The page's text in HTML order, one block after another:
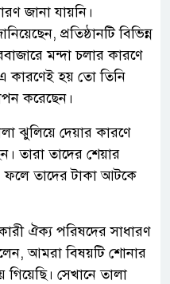
জানা যায়নি।
প্রতিষ্ঠানটি বিভিন্ন
মন্দা চলার কারণে
কারণেই হয় তো তিনি
করেছেন।
ঝুলিয়ে দেয়ার কারণে
তারা তাদের শেয়ার
ফলে তাদের টাকা আটকে
ঐক্য পরিষদের সাধারণ
আমরা বিষয়টি শোনার
গিয়েছি। সেখানে তালা